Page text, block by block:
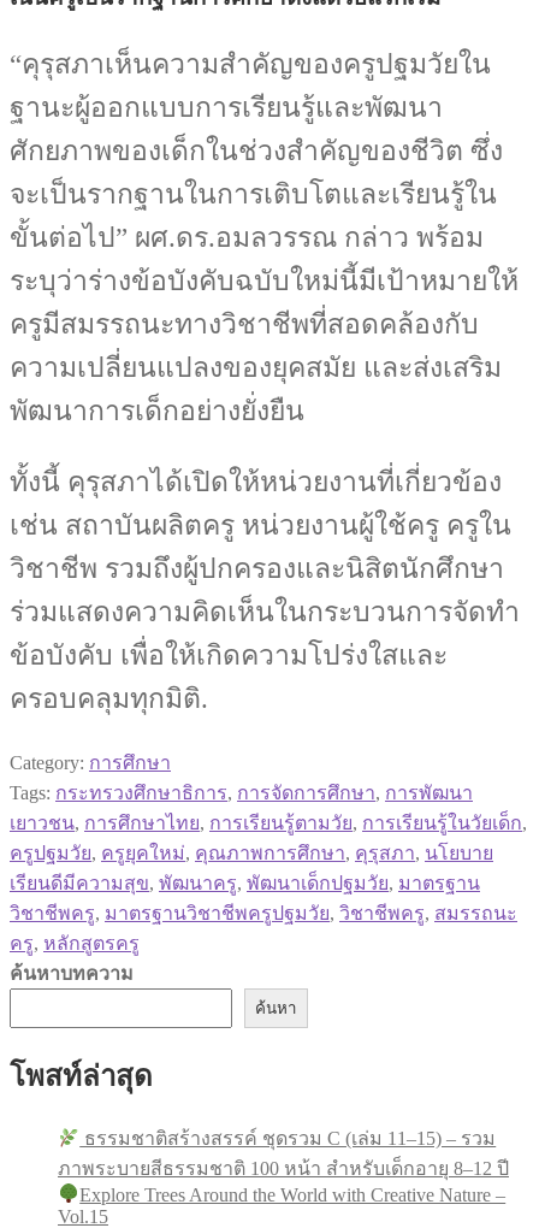
“คุรุสภาเห็นความสำคัญของครูปฐมวัยใน
ฐานะผู้ออกแบบการเรียนรู้และพัฒนา
ศักยภาพของเด็กในช่วงสำคัญของชีวิต ซึ่ง
จะเป็นรากฐานในการเติบโตและเรียนรู้ใน
ขั้นต่อไป” ผศ.ดร.อมลวรรณ กล่าว พร้อม
ระบุว่าร่างข้อบังคับฉบับใหม่นี้มีเป้าหมายให้
ครูมีสมรรถนะทางวิชาชีพที่สอดคล้องกับ
ความเปลี่ยนแปลงของยุคสมัย และส่งเสริม
พัฒนาการเด็กอย่างยั่งยืน
ทั้งนี้ คุรุสภาได้เปิดให้หน่วยงานที่เกี่ยวข้อง
เช่น สถาบันผลิตครู หน่วยงานผู้ใช้ครู ครูใน
วิชาชีพ รวมถึงผู้ปกครองและนิสิตนักศึกษา
ร่วมแสดงความคิดเห็นในกระบวนการจัดทำ
ข้อบังคับ เพื่อให้เกิดความโปร่งใสและ
ครอบคลุมทุกมิติ.
Category: การศึกษา
Tags: กระทรวงศึกษาธิการ, การจัดการศึกษา, การพัฒนา
เยาวชน, การศึกษาไทย, การเรียนรู้ตามวัย, การเรียนรู้ในวัยเด็ก,
ครูปฐมวัย, ครูยุคใหม่, คุณภาพการศึกษา, คุรุสภา, นโยบาย
เรียนดีมีความสุข, พัฒนาครู, พัฒนาเด็กปฐมวัย, มาตรฐาน
วิชาชีพครู, มาตรฐานวิชาชีพครูปฐมวัย, วิชาชีพครู, สมรรถนะ
ครู, หลักสูตรครู
ค้นหาบทความ
ค้นหา
โพสท์ล่าสุด
ธรรมชาติสร้างสรรค์ ชุดรวม C (เล่ม 11–15) – รวม
ภาพระบายสีธรรมชาติ 100 หน้า สำหรับเด็กอายุ 8–12 ปี
Explore Trees Around the World with Creative Nature –
Vol.15